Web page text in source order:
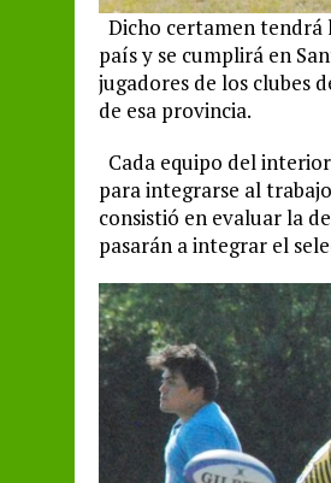
Dicho certamen tendrá
país y se cumplirá en
jugadores de los clubes
de esa provincia.
Cada equipo del
para integrarse al
consistió en evaluar la
pasarán a integrar el